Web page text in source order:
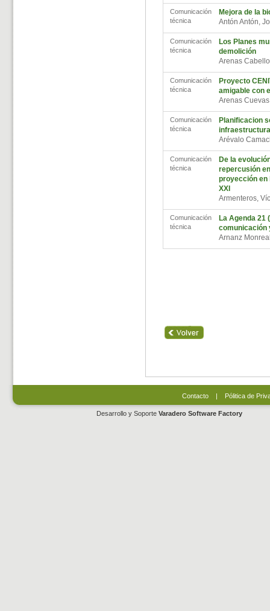
Comunicación
técnica
Mejora de la
Antón Antón,
Comunicación
técnica
Los Planes
demolición
Arenas
Comunicación
técnica
Proyecto
amigable con
Arenas
Comunicación
técnica
Planificacion
Arévalo
Comunicación
técnica
De la
repercusión
proyección en
XXI
Armenteros,
Comunicación
técnica
La Agenda 21
comunicación
Arnanz
Contacto| Pólitica de
Desarrollo y Soporte Varadero Software Factory